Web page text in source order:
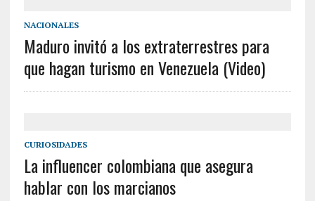
NACIONALES
Maduro invitó a los extraterrestres para
que hagan turismo en Venezuela (Video)
CURIOSIDADES
La influencer colombiana que asegura
hablar con los marcianos